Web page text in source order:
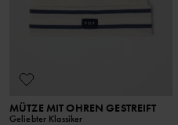
MÜTZE MIT OHREN GESTREIFT
Geliebter Klassiker